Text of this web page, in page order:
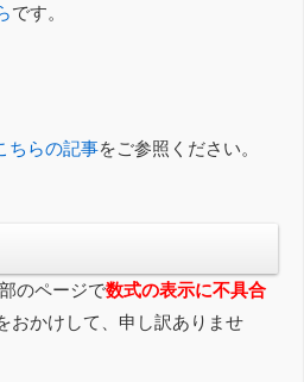
です。
ちらの記事をご参照ください。
のページで数式の表示に不具合
おかけして、申し訳ありませ